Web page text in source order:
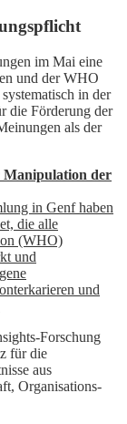
im Mai eine
und der WHO
in der
die Förderung der
als der
Manipulation der
in Genf haben
die alle
(WHO)
und
und
Forschung
für die
aus
Organisations-